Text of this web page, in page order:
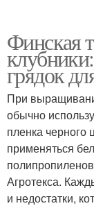
Финская
грядок
При
обычно
пленка черного
применяться
Агротекса.
и недостатки,